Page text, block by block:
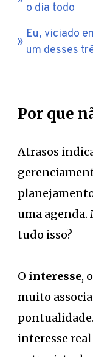
o dia todo
Eu, viciado
um desses
Por que
Atrasos
uma agenda.
tudo isso?
O interesse,
muito
interesse